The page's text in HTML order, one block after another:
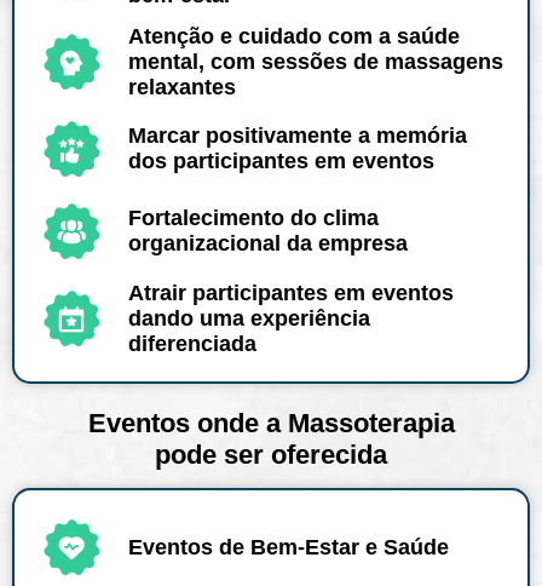
Atenção e cuidado com a saúde
mental, com sessões de massagens
relaxantes
Marcar positivamente a memória
dos participantes em eventos
Fortalecimento do clima
organizacional da empresa
Atrair participantes em eventos
dando uma experiência
diferenciada
Eventos onde a Massoterapia
pode ser oferecida
Eventos de Bem-Estar e Saúde